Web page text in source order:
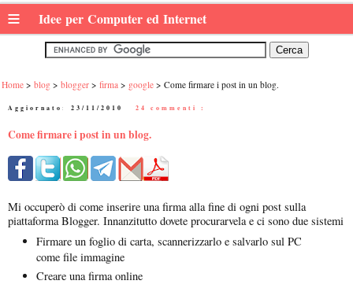
≡ Idee per Computer ed Internet
Home blog blogger firma google Come firmare i post in un blog.
Aggiornato: 23/11/2010 24 commenti :
Come firmare i post in un blog.
Mi occuperò di come inserire una firma alla fine di ogni post sulla
piattaforma Blogger. Innanzitutto dovete procurarvela e ci sono due sistemi
Firmare un foglio di carta, scannerizzarlo e salvarlo sul PC
come file immagine
Creare una firma online